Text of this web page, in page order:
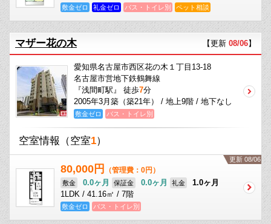
敷金ゼロ 礼金ゼロ バス・トイレ別 ペット相談
マザー花の木 【更新 08/06】
愛知県名古屋市西区花の木１丁目13-18
名古屋市営地下鉄鶴舞線
『浅間町駅』 徒歩7分
2005年3月築（築21年） / 地上9階 / 地下なし
敷金ゼロ バス・トイレ別
空室情報 （空室1）
更新 08/06
80,000円 （管理費：0円）
敷金 0.0ヶ月 保証金 0.0ヶ月 礼金
1.0ヶ月
1LDK / 41.16㎡ / 7階
敷金ゼロ バス・トイレ別